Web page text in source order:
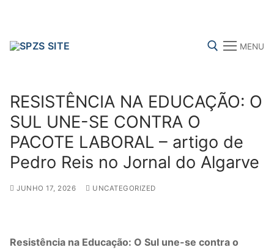
Search for:
MENU
FENPROF CGTP-IN FRENTE COMUM
Search
sindicalização
RESISTÊNCIA NA EDUCAÇÃO: O
SUL UNE-SE CONTRA O
PACOTE LABORAL – artigo de
Pedro Reis no Jornal do Algarve
JUNHO 17, 2026 UNCATEGORIZED
Resistência na Educação: O Sul une-se contra o